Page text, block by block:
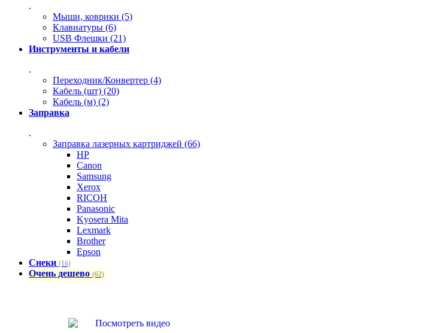
.
Мыши, коврики (5)
Клавиатуры (6)
USB Флешки (21)
Инструменты и кабели
.
Переходник/Конвертер (4)
Кабель (шт) (20)
Кабель (м) (2)
Заправка
.
Заправка лазерных картриджей (66)
HP
Canon
Samsung
Xerox
RICOH
Panasonic
Kyosera Mita
Lexmark
Brother
Epson
Снеки (16)
Очень дешево(62)